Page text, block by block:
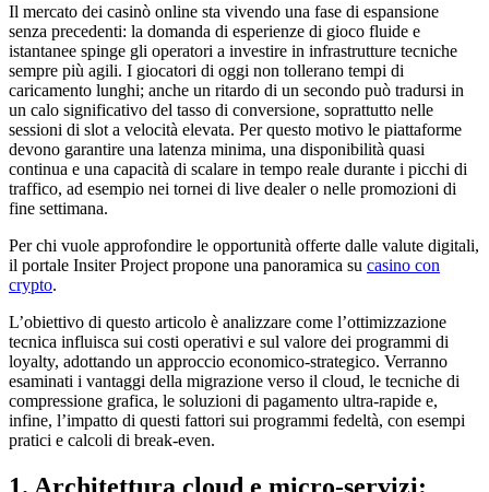
Il mercato dei casinò online sta vivendo una fase di espansione
senza precedenti: la domanda di esperienze di gioco fluide e
istantanee spinge gli operatori a investire in infrastrutture tecniche
sempre più agili. I giocatori di oggi non tollerano tempi di
caricamento lunghi; anche un ritardo di un secondo può tradursi in
un calo significativo del tasso di conversione, soprattutto nelle
sessioni di slot a velocità elevata. Per questo motivo le piattaforme
devono garantire una latenza minima, una disponibilità quasi
continua e una capacità di scalare in tempo reale durante i picchi di
traffico, ad esempio nei tornei di live dealer o nelle promozioni di
fine settimana.
Per chi vuole approfondire le opportunità offerte dalle valute digitali,
il portale Insiter Project propone una panoramica su casino con
crypto.
L’obiettivo di questo articolo è analizzare come l’ottimizzazione
tecnica influisca sui costi operativi e sul valore dei programmi di
loyalty, adottando un approccio economico‑strategico. Verranno
esaminati i vantaggi della migrazione verso il cloud, le tecniche di
compressione grafica, le soluzioni di pagamento ultra‑rapide e,
infine, l’impatto di questi fattori sui programmi fedeltà, con esempi
pratici e calcoli di break‑even.
1. Architettura cloud e micro‑servizi: